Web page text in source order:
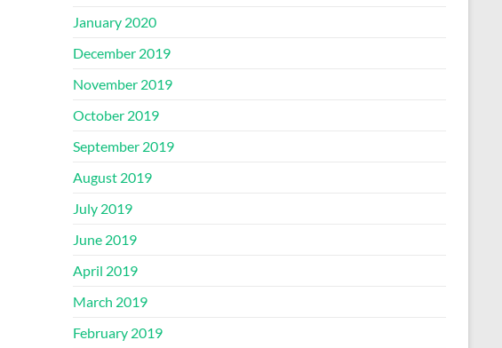
January 2020
December 2019
November 2019
October 2019
September 2019
August 2019
July 2019
June 2019
April 2019
March 2019
February 2019